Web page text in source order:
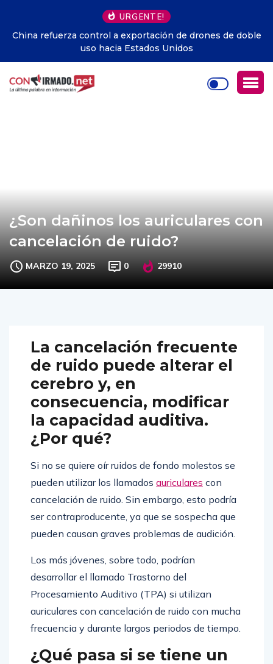
URGENTE!
China refuerza control a exportación de drones de doble
uso hacia Estados Unidos
¿Son dañinos los auriculares con
cancelación de ruido?
MARZO 19, 2025 0 29910
La cancelación frecuente
de ruido puede alterar el
cerebro y, en
consecuencia, modificar
la capacidad auditiva.
¿Por qué?
Si no se quiere oír ruidos de fondo molestos se
pueden utilizar los llamados auriculares con
cancelación de ruido. Sin embargo, esto podría
ser contraproducente, ya que se sospecha que
pueden causan graves problemas de audición.
Los más jóvenes, sobre todo, podrían
desarrollar el llamado Trastorno del
Procesamiento Auditivo (TPA) si utilizan
auriculares con cancelación de ruido con mucha
frecuencia y durante largos periodos de tiempo.
¿Qué pasa si se tiene un